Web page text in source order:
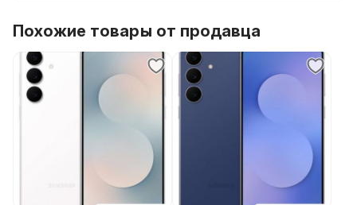
Похожие товары от продавца